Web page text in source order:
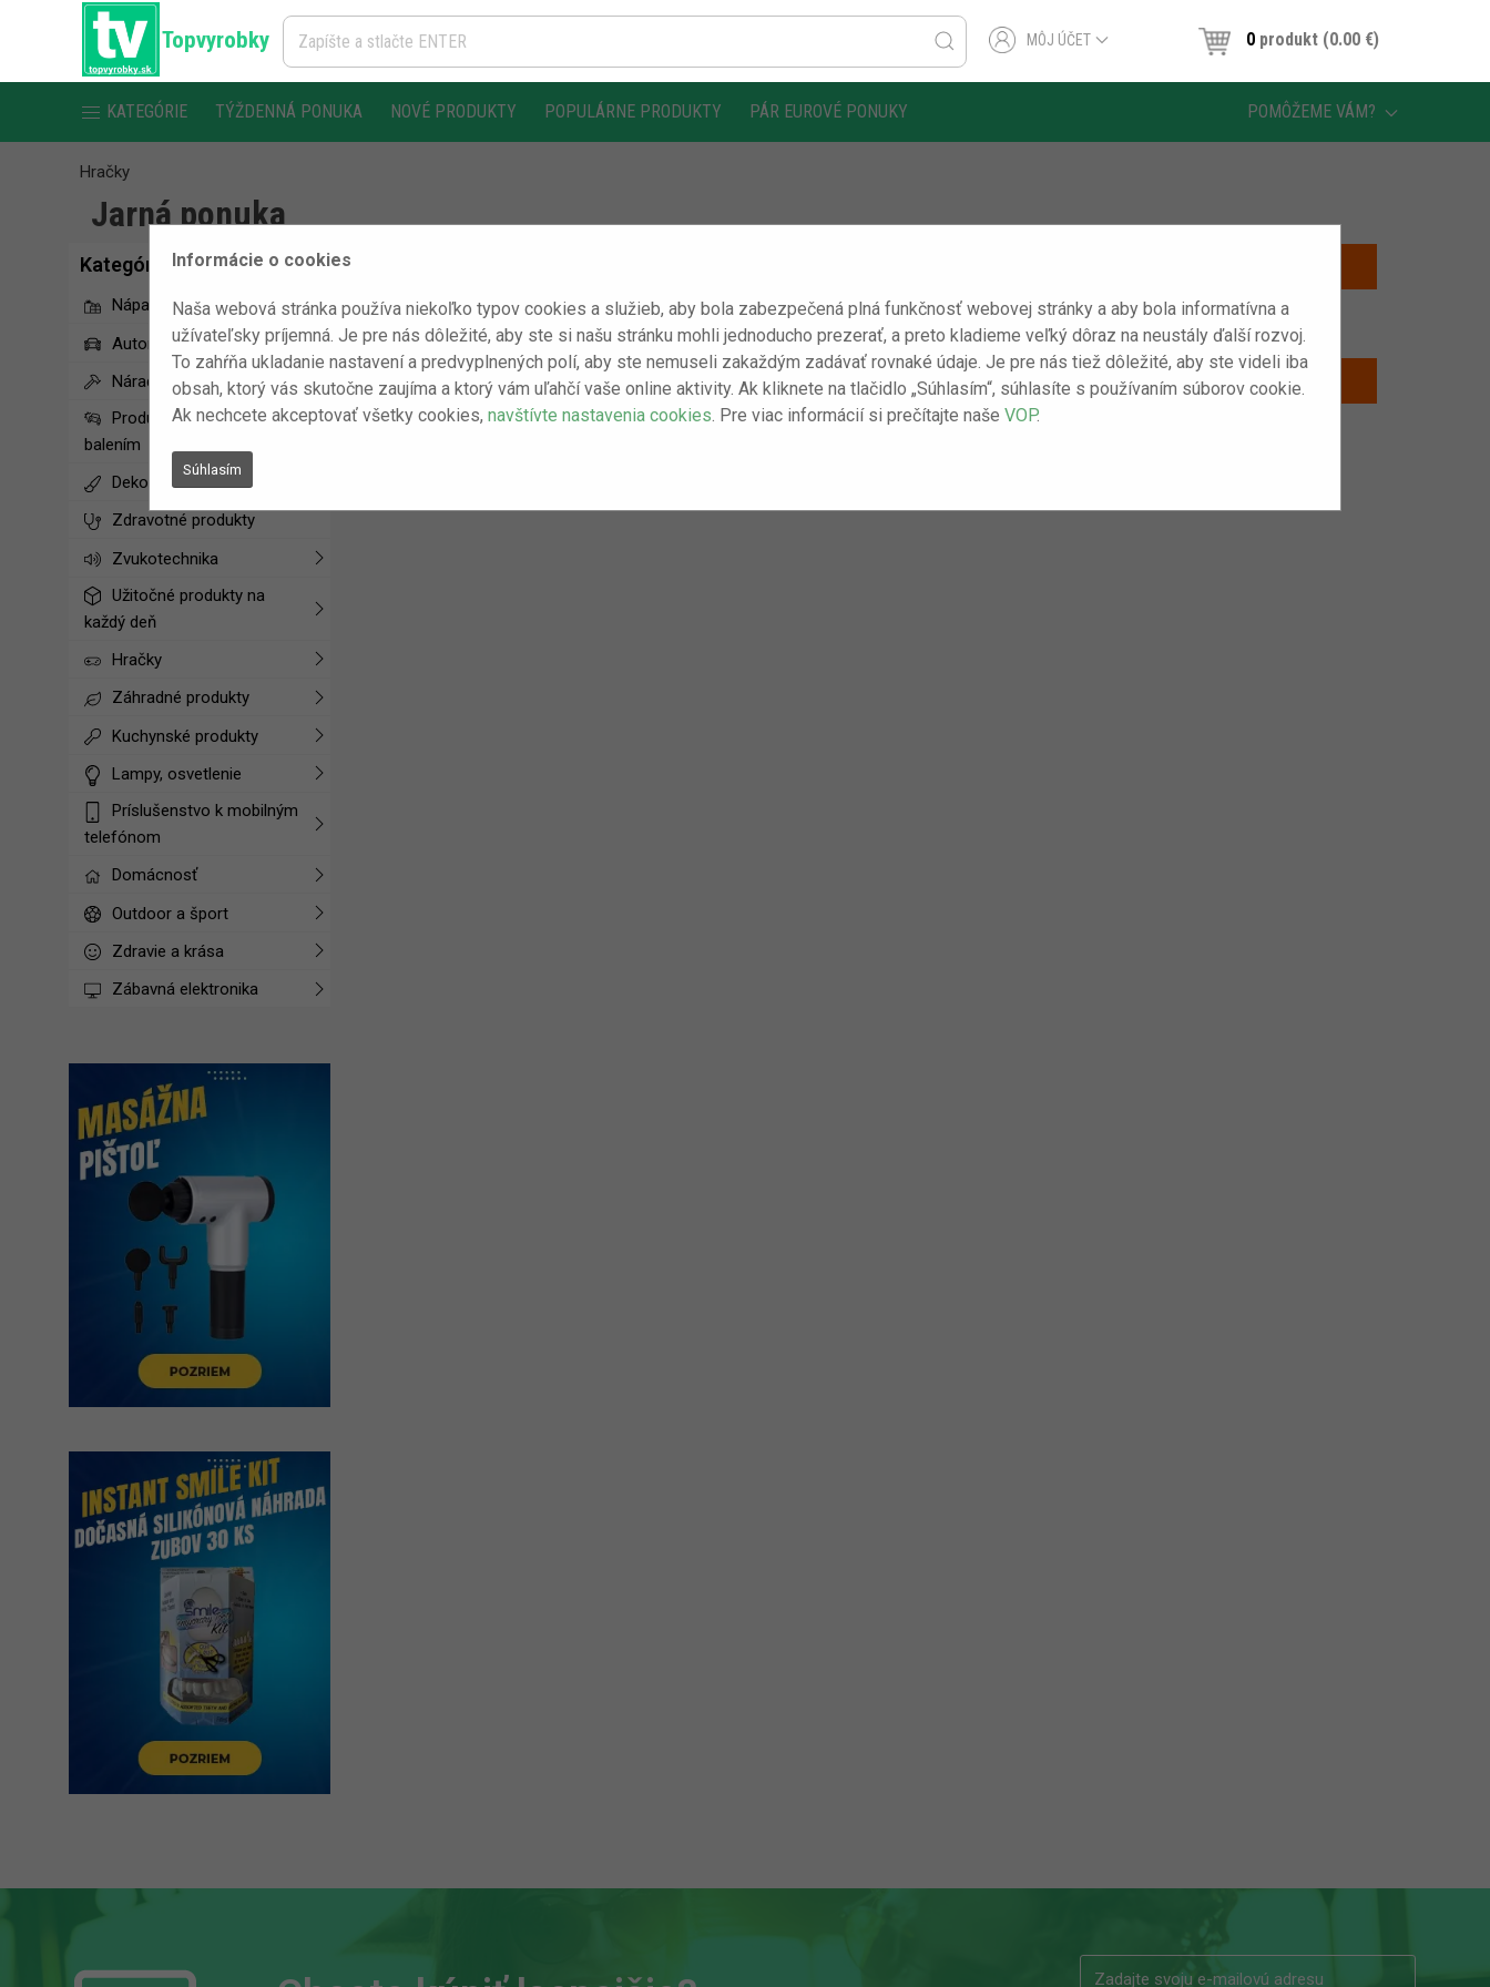
Informácie o cookies
Naša webová stránka používa niekoľko typov cookies a služieb, aby bola zabezpečená plná funkčnosť webovej stránky a aby bola informatívna a
užívateľsky príjemná. Je pre nás dôležité, aby ste si našu stránku mohli jednoducho prezerať, a preto kladieme veľký dôraz na neustály ďalší rozvoj.
To zahŕňa ukladanie nastavení a predvyplnených polí, aby ste nemuseli zakaždým zadávať rovnaké údaje. Je pre nás tiež dôležité, aby ste videli iba
obsah, ktorý vás skutočne zaujíma a ktorý vám uľahčí vaše online aktivity. Ak kliknete na tlačidlo „Súhlasím“, súhlasíte s používaním súborov cookie.
Ak nechcete akceptovať všetky cookies,navštívte nastavenia cookies . Pre viac informácií si prečítajte našeVOP.
Súhlasím
Topvyrobky MÔJ ÚČET 0produkt (0.00 ‎€)
KATEGÓRIE TÝŽDENNÁ PONUKA NOVÉ PRODUKTY POPULÁRNE PRODUKTY PÁR EUROVÉ PONUKY POMÔŽEME VÁM?
Hračky
Jarná ponuka
Kategórie
Nápady na darčeky
Automobilové doplnky
Náradie
Produkty s poškodeným
balením
Dekoračné produkty
Zdravotné produkty
Zvukotechnika
Užitočné produkty na
každý deň
Hračky
Záhradné produkty
Kuchynské produkty
Lampy, osvetlenie
Príslušenstvo k mobilným
telefónom
Domácnosť
Outdoor a šport
Zdravie a krása
Zábavná elektronika